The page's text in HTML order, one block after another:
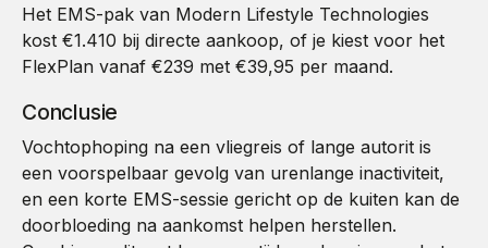
Het EMS-pak van Modern Lifestyle Technologies
kost €1.410 bij directe aankoop, of je kiest voor het
FlexPlan vanaf €239 met €39,95 per maand.
Conclusie
Vochtophoping na een vliegreis of lange autorit is
een voorspelbaar gevolg van urenlange inactiviteit,
en een korte EMS-sessie gericht op de kuiten kan de
doorbloeding na aankomst helpen herstellen.